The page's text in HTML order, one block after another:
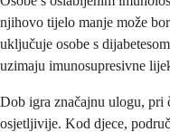
njihovo tijelo manje može
uključuje osobe s
uzimaju imunosupresivne
Dob igra značajnu ulogu, pri
osjetljivije. Kod djece,